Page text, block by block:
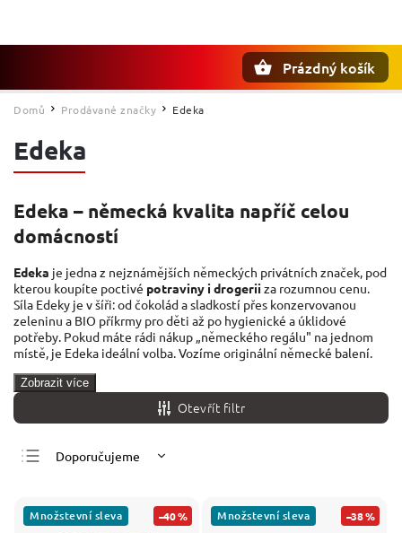
Prázdný košík
Domů / Prodávané značky / Edeka
Edeka
Edeka – německá kvalita napříč celou
domácností
Edeka je jedna z nejznámějších německých privátních značek, pod
kterou koupíte poctivé potraviny i drogeriiza rozumnou cenu.
Síla Edeky je v šíři: od čokolád a sladkostí přes konzervovanou
zeleninu a BIO příkrmy pro děti až po hygienické a úklidové
potřeby. Pokud máte rádi nákup „německého regálu" na jednom
místě, je Edeka ideální volba. Vozíme originální německé balení.
Zobrazit více
Otevřít filtr
Doporučujeme
Nejdražší
Množstevní sleva –40 % Množstevní sleva –38 %